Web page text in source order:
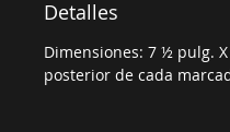
Detalles
Dimensiones: 7 ½ pulg.
posterior de cada